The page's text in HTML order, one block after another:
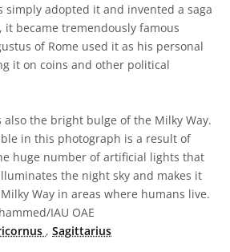
simply adopted it and invented a saga
it became tremendously famous
of Rome used it as his personal
it on coins and other political
the bright bulge of the Milky Way.
in this photograph is a result of
huge number of artificial lights that
the night sky and makes it
Way in areas where humans live.
IAU OAE
, Sagittarius